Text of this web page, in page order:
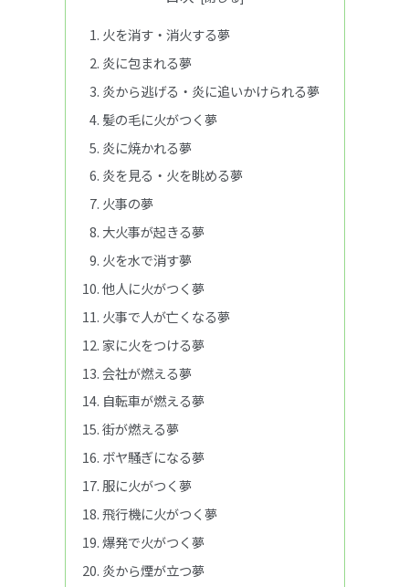
火を消す・消火する夢
炎に包まれる夢
炎から逃げる・炎に追いかけられる夢
髪の毛に火がつく夢
炎に焼かれる夢
炎を見る・火を眺める夢
火事の夢
大火事が起きる夢
火を水で消す夢
他人に火がつく夢
火事で人が亡くなる夢
家に火をつける夢
会社が燃える夢
自転車が燃える夢
街が燃える夢
ボヤ騒ぎになる夢
服に火がつく夢
飛行機に火がつく夢
爆発で火がつく夢
炎から煙が立つ夢